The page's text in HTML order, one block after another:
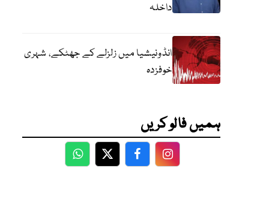
داخلہ
انڈونیشیا میں زلزلے کے جھٹکے، شہری
خوفزدہ
ہمیں فالو کریں
WhatsApp
TwitterFacebookFacebook